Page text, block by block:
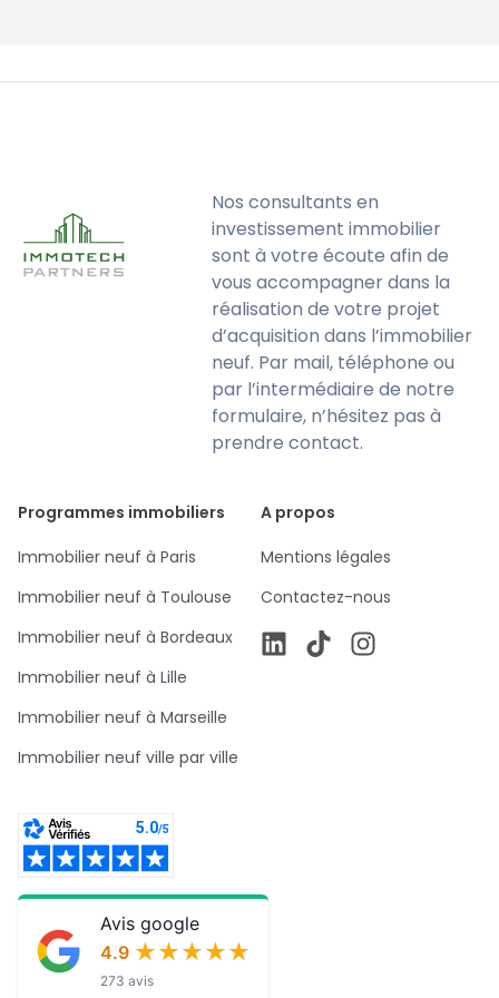
Nos consultants en
investissement immobilier
sont à votre écoute afin de
vous accompagner dans la
réalisation de votre projet
d’acquisition dans l’immobilier
neuf. Par mail, téléphone ou
par l’intermédiaire de notre
formulaire, n’hésitez pas à
prendre contact.
Programmes immobiliers
Immobilier neuf à Paris
Immobilier neuf à Toulouse
Immobilier neuf à Bordeaux
Immobilier neuf à Lille
Immobilier neuf à Marseille
Immobilier neuf ville par ville
A propos
Mentions légales
Contactez-nous
Avis google
4.9 ★★★★★
★★★★★
273 avis